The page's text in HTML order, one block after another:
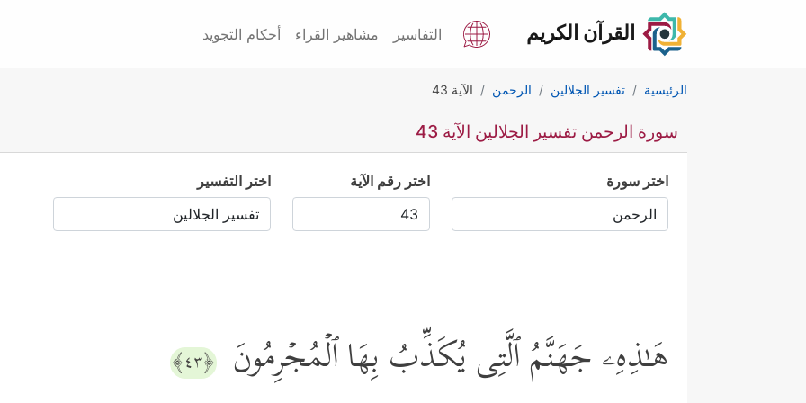
القرآن الكريم التفاسير مشاهير القراء أحكام التجويد
الرئيسية تفسير الجلالين الرحمن الآية 43
سورة الرحمن تفسير الجلالين الآية 43
اختر سورة اختر رقم الآية اختر التفسير
هَـٰذِهِۦ جَهَنَّمُ ٱلَّتِی یُكَذِّبُ بِهَا ٱلۡمُجۡرِمُونَ ﴿٤٣﴾